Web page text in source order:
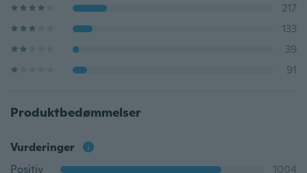
217
133
39
91
Produktbedømmelser
Vurderinger
Positiv
1004